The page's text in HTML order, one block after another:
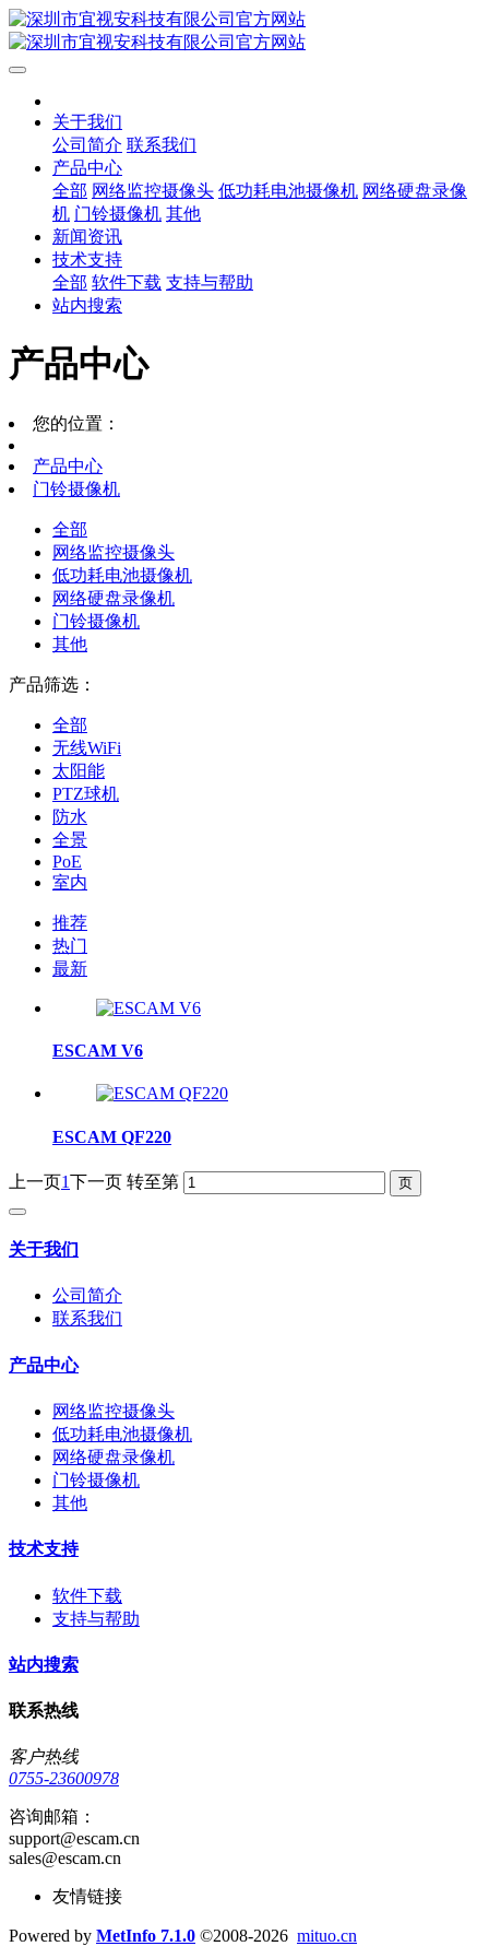
关于我们
公司简介 联系我们
产品中心
全部 网络监控摄像头 低功耗电池摄像机 网络硬盘录像
机 门铃摄像机 其他
新闻资讯
技术支持
全部 软件下载 支持与帮助
站内搜索
产品中心
您的位置：
产品中心
门铃摄像机
全部
网络监控摄像头
低功耗电池摄像机
网络硬盘录像机
门铃摄像机
其他
产品筛选：
全部
无线WiFi
太阳能
PTZ球机
防水
全景
PoE
室内
推荐
热门
最新
ESCAM V6
ESCAM QF220
上一页1下一页 转至第
关于我们
公司简介
联系我们
产品中心
网络监控摄像头
低功耗电池摄像机
网络硬盘录像机
门铃摄像机
其他
技术支持
软件下载
支持与帮助
站内搜索
联系热线
客户热线
0755-23600978
咨询邮箱：
support@escam.cn
sales@escam.cn
友情链接
Powered by MetInfo 7.1.0 ©2008-2026 mituo.cn